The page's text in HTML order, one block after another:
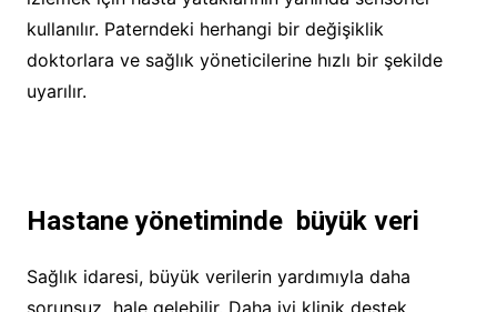
kullanılır. Paterndeki herhangi bir değişiklik
doktorlara ve sağlık yöneticilerine hızlı bir şekilde
uyarılır.
Hastane yönetiminde büyük veri
Sağlık idaresi, büyük verilerin yardımıyla daha
sorunsuz hale gelebilir. Daha iyi klinik destek